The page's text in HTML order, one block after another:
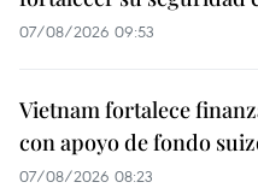
07/08/2026 09:53
Vietnam fortalece
con apoyo de fondo
07/08/2026 08:23